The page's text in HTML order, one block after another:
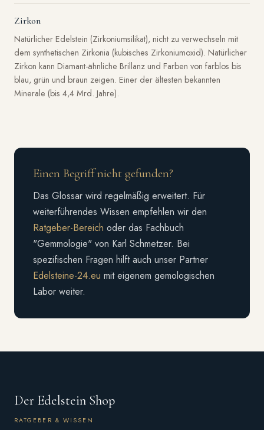
Zirkon
Natürlicher Edelstein (Zirkoniumsilikat), nicht zu verwechseln mit
dem synthetischen Zirkonia (kubisches Zirkoniumoxid). Natürlicher
Zirkon kann Diamant-ähnliche Brillanz und Farben von farblos bis
blau, grün und braun zeigen. Einer der ältesten bekannten
Minerale (bis 4,4 Mrd. Jahre).
Einen Begriff nicht gefunden?
Das Glossar wird regelmäßig erweitert. Für
weiterführendes Wissen empfehlen wir den
Ratgeber-Bereich oder das Fachbuch
"Gemmologie" von Karl Schmetzer. Bei
spezifischen Fragen hilft auch unser Partner
Edelsteine-24.eu mit eigenem gemologischen
Labor weiter.
Der Edelstein Shop
RATGEBER & WISSEN